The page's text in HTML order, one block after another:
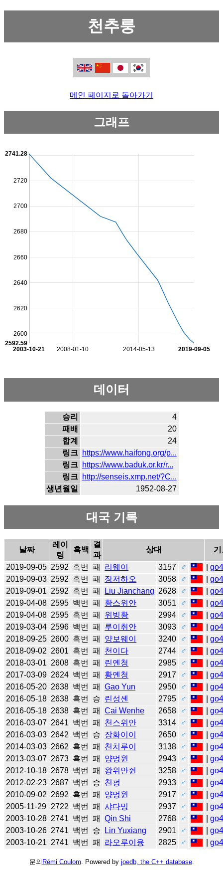
천추룽
메인 페이지로 돌아가기
그래프
2008-01-10 2014-05-13
2003-10-21 2019-09-05
2600
2620
2640
2660
2680
2700
2720
2592.59
2741.28
데이터
승리
4
패배
20
합계
24
링크 https://www.haifong.org/p...
링크 https://www.baduk.or.kr/r...
링크 http://senseis.xmp.net/?C...
생년월일
1952-08-27
대국 기록
날짜
레이
팅
흑백
결
과
상대
2019-09-05 2592 흑번 패 리웨이 3157 ♂ |
2019-09-03 2592 흑번 패 장저하오 3058 ♂ |
2019-09-01 2592 흑번 패 Liu Jianchang 2628 ♂ |
2019-04-08 2595 백번 패 황스위안 3051 ♂ |
2019-04-08 2595 흑번 패 위빙황 2994 ♂ |
2019-03-04 2596 백번 패 루이취안 3093 ♂ |
2018-09-25 2600 흑번 패 양보웨이 3240 ♂ |
2018-09-02 2601 흑번 패 천이다 2744 ♂ |
2018-03-01 2608 흑번 패 린옌청 2985 ♂ |
2017-03-09 2624 백번 패 황옌청 2917 ♂ |
2016-05-20 2638 백번 패 Gao Yun 2950 ♂ |
2016-05-18 2638 흑번 승 린성셴 2795 ♂ |
2016-05-18 2638 흑번 패 Cai Wenhe 2658 ♂ |
2016-03-07 2641 백번 패 천스위안 3314 ♂ |
2016-03-03 2642 백번 승 장화이이 2650 ♂ |
2014-03-03 2662 흑번 패 천치루이 3138 ♂ |
2013-03-07 2673 흑번 패 양멍윈 2943 ♂ |
2012-10-18 2678 백번 패 왕위안쥔 3258 ♂ |
2012-02-23 2687 백번 승 천펑 2933 ♂ |
2010-09-02 2692 흑번 패 양멍윈 2917 ♂ |
2005-11-29 2722 백번 패 샤다밍 2937 ♂ |
2003-10-28 2741 백번 패 Qin Shi 2768 ♂ |
2003-10-26 2741 백번 승 Lin Yuxiang 2901 ♂ |
2003-10-21 2741 백번 패 라오루이융 2825 ♂ |
문의 Rémi Coulom . Powered by joedb, the C++ database.